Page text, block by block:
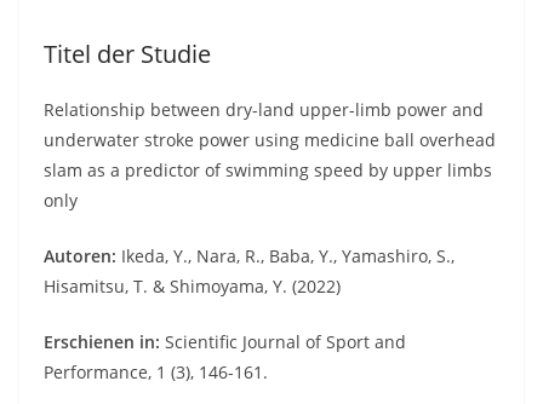
Titel der Studie
Relationship between dry-land upper-limb power and
underwater stroke power using medicine ball overhead
slam as a predictor of swimming speed by upper limbs
only
Autoren: Ikeda, Y., Nara, R., Baba, Y., Yamashiro, S.,
Hisamitsu, T. & Shimoyama, Y. (2022)
Erschienen in: Scientific Journal of Sport and
Performance, 1 (3), 146-161.